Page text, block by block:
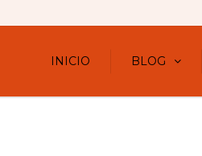
INICIO BLOG